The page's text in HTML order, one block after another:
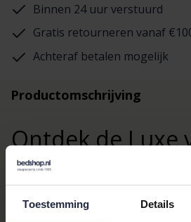
Toestemming Details
Binnen 24 uur verstuurd
Gratis retourneren vanaf
Achteraf betalen mogelijk
Productomschrijving
Ontdek de Luxe
Schiesser Heren
Long Nightblue